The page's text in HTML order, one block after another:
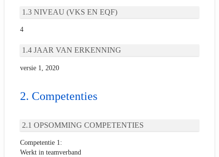
NIVEAU (VKS EN EQF)
4
JAAR VAN ERKENNING
versie 1, 2020
Competenties
OPSOMMING COMPETENTIES
Competentie 1:
Werkt in teamverband